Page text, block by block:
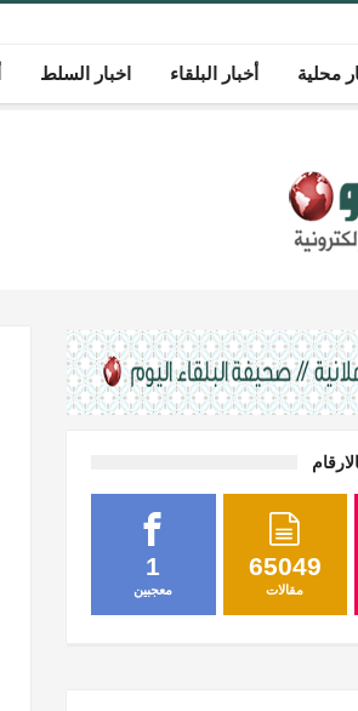
محلية أخبار البلقاء اخبار السلط
1
معجبين
65049
مقالات